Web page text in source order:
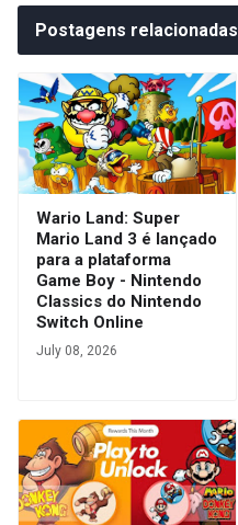
Postagens relacionadas
Wario Land: Super
Mario Land 3 é lançado
para a plataforma
Game Boy - Nintendo
Classics do Nintendo
Switch Online
July 08, 2026